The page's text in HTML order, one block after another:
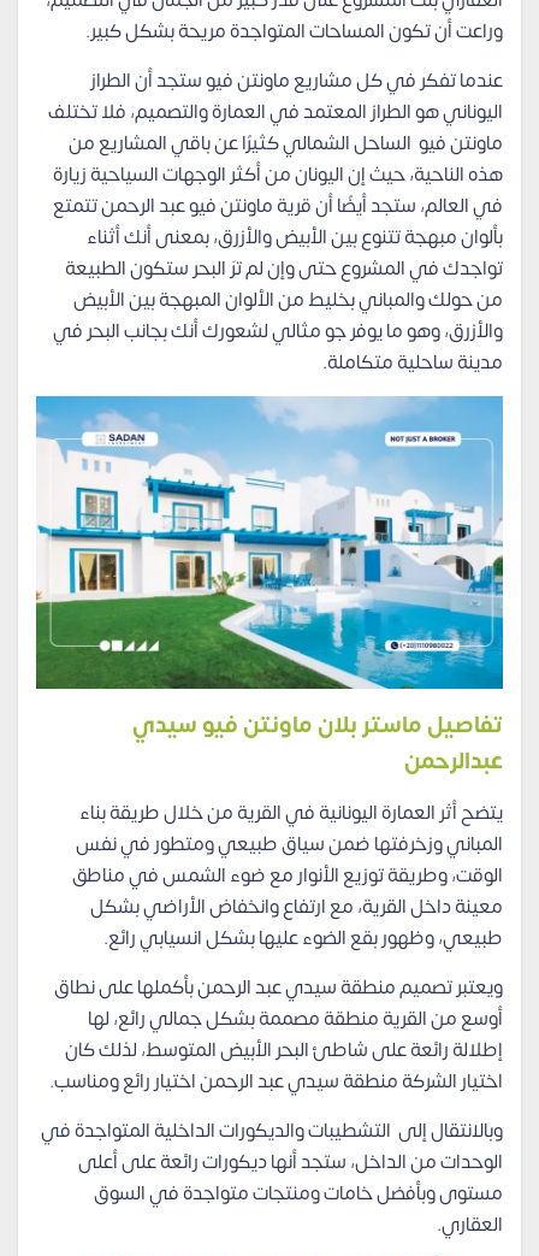
وراعت أن تكون المساحات المتواجدة مريحة بشكل كبير.
عندما تفكر في كل مشاريع ماونتن فيو ستجد أن الطراز
اليوناني هو الطراز المعتمد في العمارة والتصميم، فلا تختلف
ماونتن فيو الساحل الشمالي كثيرًا عن باقي المشاريع من
هذه الناحية، حيث إن اليونان من أكثر الوجهات السياحية زيارة
في العالم، ستجد أيضًا أن قرية ماونتن فيو عبد الرحمن تتمتع
بألوان مبهجة تتنوع بين الأبيض والأزرق، بمعنى أنك أثناء
تواجدك في المشروع حتى وإن لم ترَ البحر ستكون الطبيعة
من حولك والمباني بخليط من الألوان المبهجة بين الأبيض
والأزرق، وهو ما يوفر جو مثالي لشعورك أنك بجانب البحر في
مدينة ساحلية متكاملة.
تفاصيل ماستر بلان ماونتن فيو سيدي
عبدالرحمن
يتضح أثر العمارة اليونانية في القرية من خلال طريقة بناء
المباني وزخرفتها ضمن سياق طبيعي ومتطور في نفس
الوقت، وطريقة توزيع الأنوار مع ضوء الشمس في مناطق
معينة داخل القرية، مع ارتفاع وانخفاض الأراضي بشكل
طبيعي، وظهور بقع الضوء عليها بشكل انسيابي رائع.
ويعتبر تصميم منطقة سيدي عبد الرحمن بأكملها على نطاق
أوسع من القرية منطقة مصممة بشكل جمالي رائع، لها
إطلالة رائعة على شاطئ البحر الأبيض المتوسط، لذلك كان
اختيار الشركة منطقة سيدي عبد الرحمن اختيار رائع ومناسب.
وبالانتقال إلى التشطيبات والديكورات الداخلية المتواجدة في
الوحدات من الداخل، ستجد أنها ديكورات رائعة على أعلى
مستوى وبأفضل خامات ومنتجات متواجدة في السوق
العقاري.